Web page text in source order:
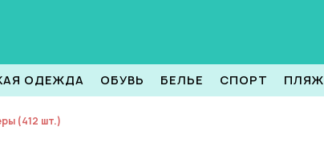
ОДЕЖДА ОБУВЬ БЕЛЬЕ СПОРТ ПЛЯЖ
(412 шт.)